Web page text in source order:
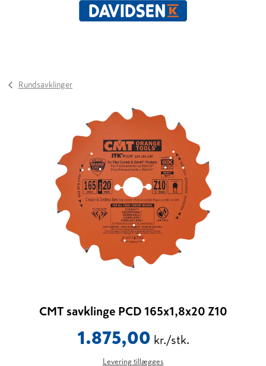
Rundsavklinger
CMT savklinge PCD 165x1,8x20 Z10
1.875,00 kr./stk.
Levering tillægges